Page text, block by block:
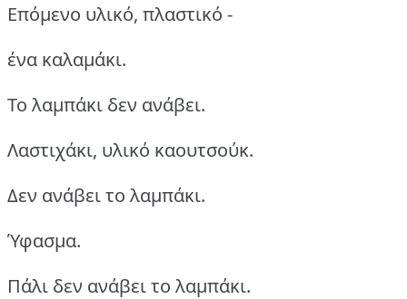
Επόμενο υλικό, πλαστικό -
ένα καλαμάκι.
Το λαμπάκι δεν ανάβει.
Λαστιχάκι, υλικό καουτσούκ.
Δεν ανάβει το λαμπάκι.
Ύφασμα.
Πάλι δεν ανάβει το λαμπάκι.